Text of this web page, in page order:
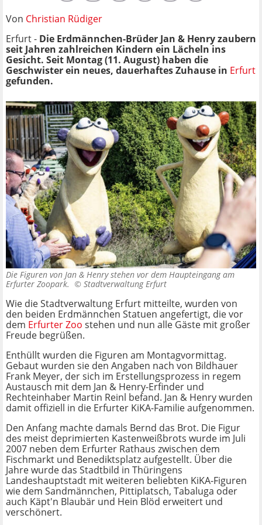
Von Christian Rüdiger
Erfurt - Die Erdmännchen-Brüder Jan & Henry zaubern
seit Jahren zahlreichen Kindern ein Lächeln ins
Gesicht. Seit Montag (11. August) haben die
Geschwister ein neues, dauerhaftes Zuhause in Erfurt
gefunden.
Die Figuren von Jan & Henry stehen vor dem Haupteingang am
Erfurter Zoopark. © Stadtverwaltung Erfurt
Wie die Stadtverwaltung Erfurt mitteilte, wurden von
den beiden Erdmännchen Statuen angefertigt, die vor
dem Erfurter Zoo stehen und nun alle Gäste mit großer
Freude begrüßen.
Enthüllt wurden die Figuren am Montagvormittag.
Gebaut wurden sie den Angaben nach von Bildhauer
Frank Meyer, der sich im Erstellungsprozess in regem
Austausch mit dem Jan & Henry-Erfinder und
Rechteinhaber Martin Reinl befand. Jan & Henry wurden
damit offiziell in die Erfurter KiKA-Familie aufgenommen.
Den Anfang machte damals Bernd das Brot. Die Figur
des meist deprimierten Kastenweißbrots wurde im Juli
2007 neben dem Erfurter Rathaus zwischen dem
Fischmarkt und Benediktsplatz aufgestellt. Über die
Jahre wurde das Stadtbild in Thüringens
Landeshauptstadt mit weiteren beliebten KiKA-Figuren
wie dem Sandmännchen, Pittiplatsch, Tabaluga oder
auch Käpt'n Blaubär und Hein Blöd erweitert und
verschönert.